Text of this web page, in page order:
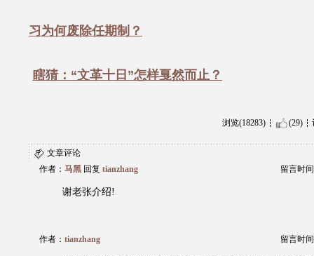
习为何废除任期制？
瞎猜：“文革十日”怎样戛然而止？
浏览(18283) (29)
文章评论
作者： 马黑 回复 tianzhang 留言时
谢老张介绍!
作者： tianzhang 留言时